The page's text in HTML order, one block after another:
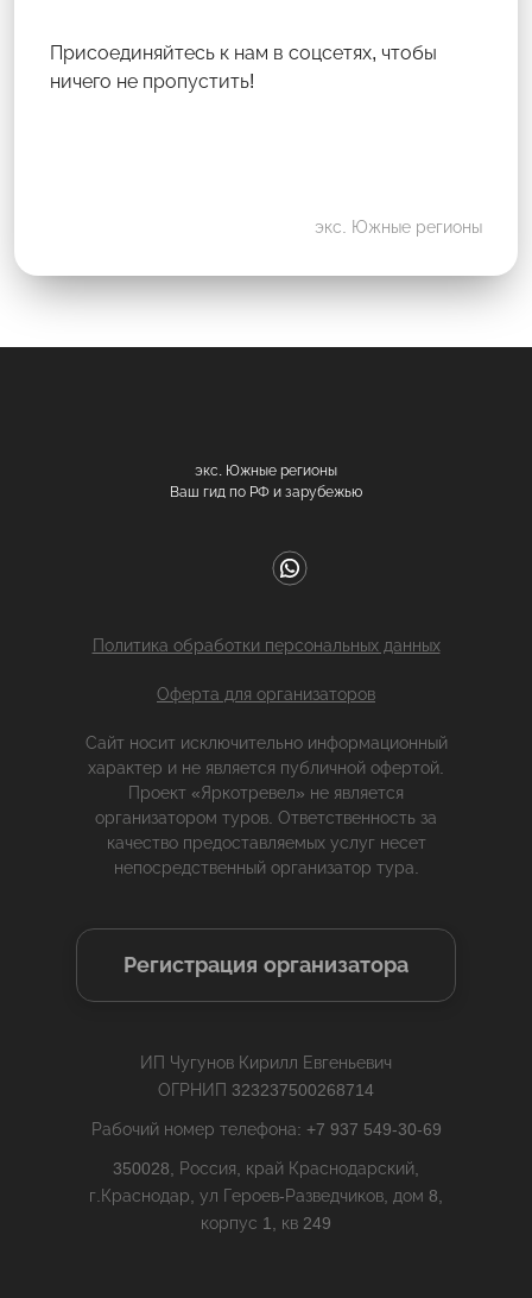
Присоединяйтесь к нам в соцсетях, чтобы
ничего не пропустить!
экс. Южные регионы
экс. Южные регионы
Ваш гид по РФ и зарубежью
Политика обработки персональных данных
Оферта для организаторов
Сайт носит исключительно информационный
характер и не является публичной офертой.
Проект «Яркотревел» не является
организатором туров. Ответственность за
качество предоставляемых услуг несет
непосредственный организатор тура.
Регистрация организатора
ИП Чугунов Кирилл Евгеньевич
ОГРНИП 323237500268714
Рабочий номер телефона: +7 937 549-30-69
350028, Россия, край Краснодарский,
г.Краснодар, ул Героев-Разведчиков, дом 8,
корпус 1, кв 249